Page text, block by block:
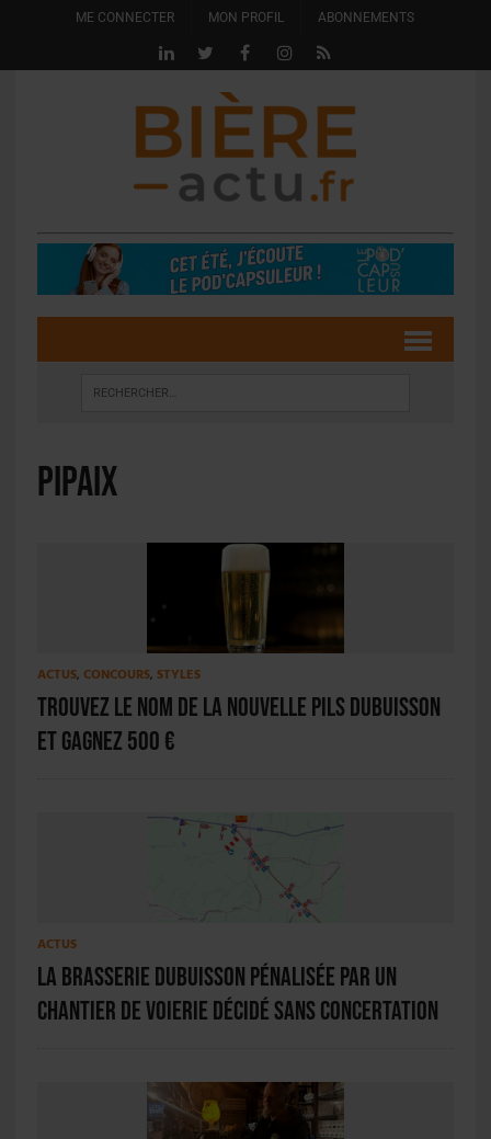
ME CONNECTER MON PROFIL ABONNEMENTS
pipaix
ACTUS, CONCOURS, STYLES
Trouvez le nom de la nouvelle pils Dubuisson
et gagnez 500 €
ACTUS
La Brasserie Dubuisson pénalisée par un
chantier de voierie décidé sans concertation